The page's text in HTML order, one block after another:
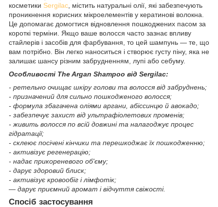
косметики Sergilac , містить натуральні олії, які забезпечують
проникнення корисних мікроелементів у кератинові волокна.
Це допомагає домогтися відновлення пошкоджених пасом за
короткі терміни. Якщо ваше волосся часто зазнає впливу
стайлерів і засобів для фарбування, то цей шампунь — те, що
вам потрібно. Він легко наноситься і створює густу піну, яка не
залишає шансу різним забрудненням, лупі або себуму.
Особливості The Argan Shampoo від Sergilac:
- ретельно очищає шкіру голови та волосся від забруднень;
- призначений для сильно пошкодженого волосся;
- формула збагачена оліями аргани, абіссинцю й авокадо;
- забезпечує захист від ультрафіолетових променів;
- живить волосся по всій довжині та налагоджує процес
гідратації;
- склеює посічені кінчики та перешкоджає їх пошкодженню;
- активізує регенерацію;
- надає прикореневого об'єму;
- дарує здоровий блиск;
- активізує кровообіг і лімфотік;
— дарує приємний аромат і відчуття свіжості.
Спосіб застосування